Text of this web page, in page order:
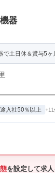
器
で土日休＆賞与5ヶ
入社50％以上 +11
を設定して求